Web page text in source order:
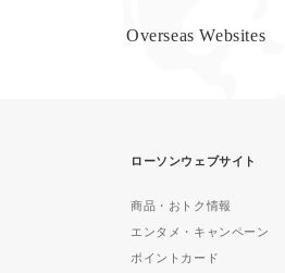
Overseas Websites
ローソンウェブサイト
商品・おトク情報
エンタメ・キャンペーン
ポイントカード